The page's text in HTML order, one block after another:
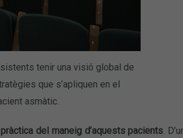
tenir una visió global de
que s’apliquen en el
asmàtic.
del maneig d’aquests pacients.